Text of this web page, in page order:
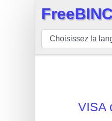
BIN
Vérificateur
VISA